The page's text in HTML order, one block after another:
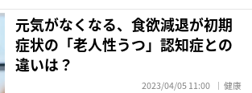
元気がなくなる、食欲減退が初期
症状の「老人性うつ」認知症との
違いは？
2023/04/05 11:00 健康